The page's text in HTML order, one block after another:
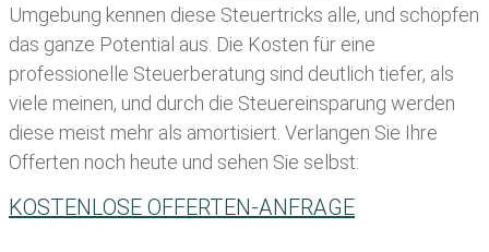
Umgebung kennen diese Steuertricks alle, und schöpfen
das ganze Potential aus. Die Kosten für eine
professionelle Steuerberatung sind deutlich tiefer, als
viele meinen, und durch die Steuereinsparung werden
diese meist mehr als amortisiert. Verlangen Sie Ihre
Offerten noch heute und sehen Sie selbst:
KOSTENLOSE OFFERTEN-ANFRAGE